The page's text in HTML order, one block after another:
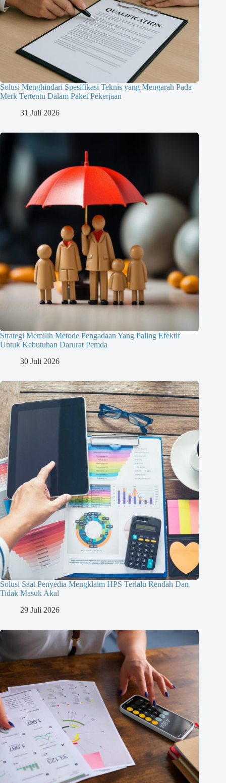
Solusi Menghindari Spesifikasi Teknis yang Mengarah Pada
Merk Tertentu Dalam Paket Pekerjaan
31 Juli 2026
Strategi Memilih Metode Pengadaan Yang Paling Efektif
Untuk Kebutuhan Darurat Pemda
30 Juli 2026
Solusi Saat Penyedia Mengklaim HPS Terlalu Rendah Dan
Tidak Masuk Akal
29 Juli 2026